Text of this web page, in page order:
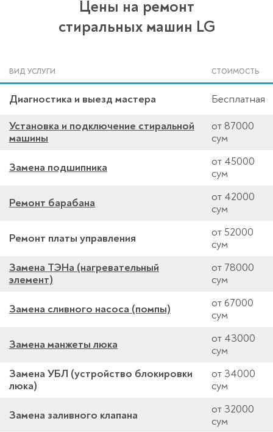
Цены на ремонт
стиральных машин LG
ВИД УСЛУГИ СТОИМОСТЬ
Диагностика и выезд мастера
Бесплатная
Установка и подключение стиральной
машины
от 87000
сум
Замена подшипника
от 45000
сум
Ремонт барабана
от 42000
сум
Ремонт платы управления
от 52000
сум
Замена ТЭНа (нагревательный
элемент)
от 78000
сум
Замена сливного насоса (помпы)
от 67000
сум
Замена манжеты люка
от 43000
сум
Замена УБЛ (устройство блокировки
люка)
от 34000
сум
Замена заливного клапана
от 32000
сум